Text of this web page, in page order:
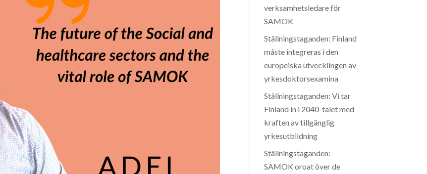
verksamhetsledare för
SAMOK
Ställningstaganden: Finland
måste integreras i den
europeiska utvecklingen av
yrkesdoktorsexamina
Ställningstaganden: Vi tar
Finland in i 2040-talet med
kraften av tillgänglig
yrkesutbildning
Ställningstaganden:
SAMOK oroat över de